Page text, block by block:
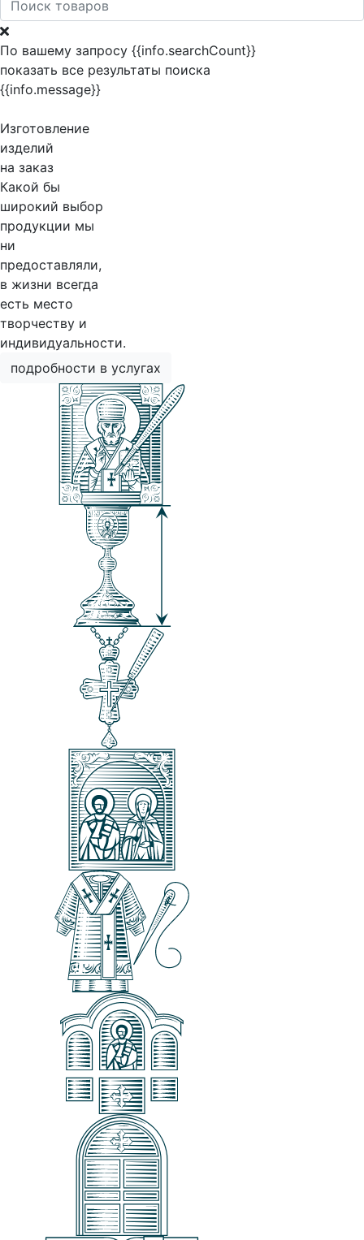
По вашему запросу {{info.searchCount}}
показать все результаты поиска
{{info.message}}
Изготовление
изделий
на заказ
Какой бы
широкий выбор
продукции мы
ни
предоставляли,
в жизни всегда
есть место
творчеству и
индивидуальности.
подробности в услугах